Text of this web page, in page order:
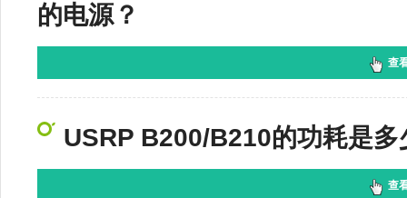
的电源？
查
USRP B200/B210的功耗是多
查